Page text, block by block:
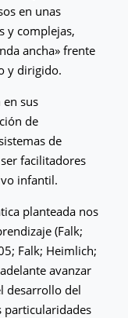
en unas
y complejas,
ancha» frente
y dirigido.
sus
de
de
facilitadores
infantil.
planteada nos
(Falk;
Falk; Heimlich;
avanzar
desarrollo del
particularidades